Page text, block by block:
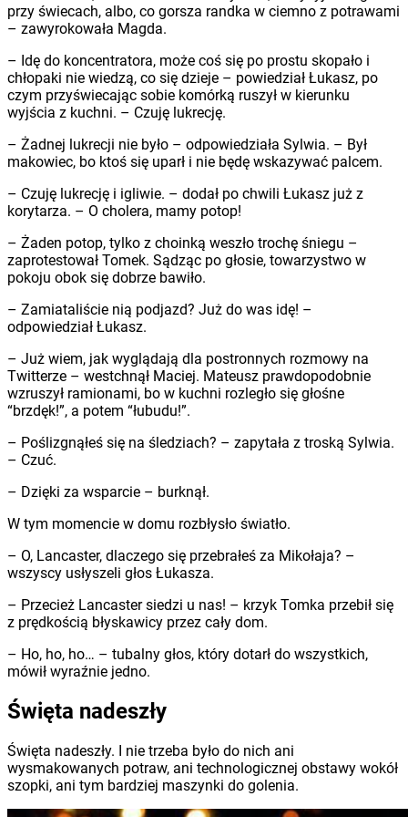
przy świecach, albo, co gorsza randka w ciemno z potrawami
– zawyrokowała Magda.
– Idę do koncentratora, może coś się po prostu skopało i
chłopaki nie wiedzą, co się dzieje – powiedział Łukasz, po
czym przyświecając sobie komórką ruszył w kierunku
wyjścia z kuchni. – Czuję lukrecję.
– Żadnej lukrecji nie było – odpowiedziała Sylwia. – Był
makowiec, bo ktoś się uparł i nie będę wskazywać palcem.
– Czuję lukrecję i igliwie. – dodał po chwili Łukasz już z
korytarza. – O cholera, mamy potop!
– Żaden potop, tylko z choinką weszło trochę śniegu –
zaprotestował Tomek. Sądząc po głosie, towarzystwo w
pokoju obok się dobrze bawiło.
– Zamiataliście nią podjazd? Już do was idę! –
odpowiedział Łukasz.
– Już wiem, jak wyglądają dla postronnych rozmowy na
Twitterze – westchnął Maciej. Mateusz prawdopodobnie
wzruszył ramionami, bo w kuchni rozległo się głośne
“brzdęk!”, a potem “łubudu!”.
– Poślizgnąłeś się na śledziach? – zapytała z troską Sylwia.
– Czuć.
– Dzięki za wsparcie – burknął.
W tym momencie w domu rozbłysło światło.
– O, Lancaster, dlaczego się przebrałeś za Mikołaja? –
wszyscy usłyszeli głos Łukasza.
– Przecież Lancaster siedzi u nas! – krzyk Tomka przebił się
z prędkością błyskawicy przez cały dom.
– Ho, ho, ho… – tubalny głos, który dotarł do wszystkich,
mówił wyraźnie jedno.
Święta nadeszły
Święta nadeszły. I nie trzeba było do nich ani
wysmakowanych potraw, ani technologicznej obstawy wokół
szopki, ani tym bardziej maszynki do golenia.